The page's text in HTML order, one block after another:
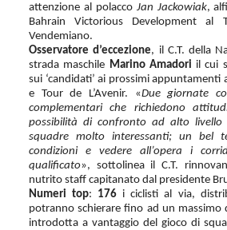
attenzione al polacco Jan Jackowiak,
Bahrain Victorious Development al
Vendemiano.
Osservatore d’eccezione, il C.T. della
strada maschile Marino Amadori il cui
sui ‘candidati’ ai prossimi appuntamenti
e Tour de L’Avenir. «Due giornate
complementari che richiedono
possibilità di confronto ad alto livello
squadre molto interessanti; un bel
condizioni e vedere all’opera i
qualificato», sottolinea il C.T.
nutrito staff capitanato dal presidente
Numeri top: 176 i ciclisti al via,
potranno schierare fino ad un massimo
introdotta a vantaggio del gioco di